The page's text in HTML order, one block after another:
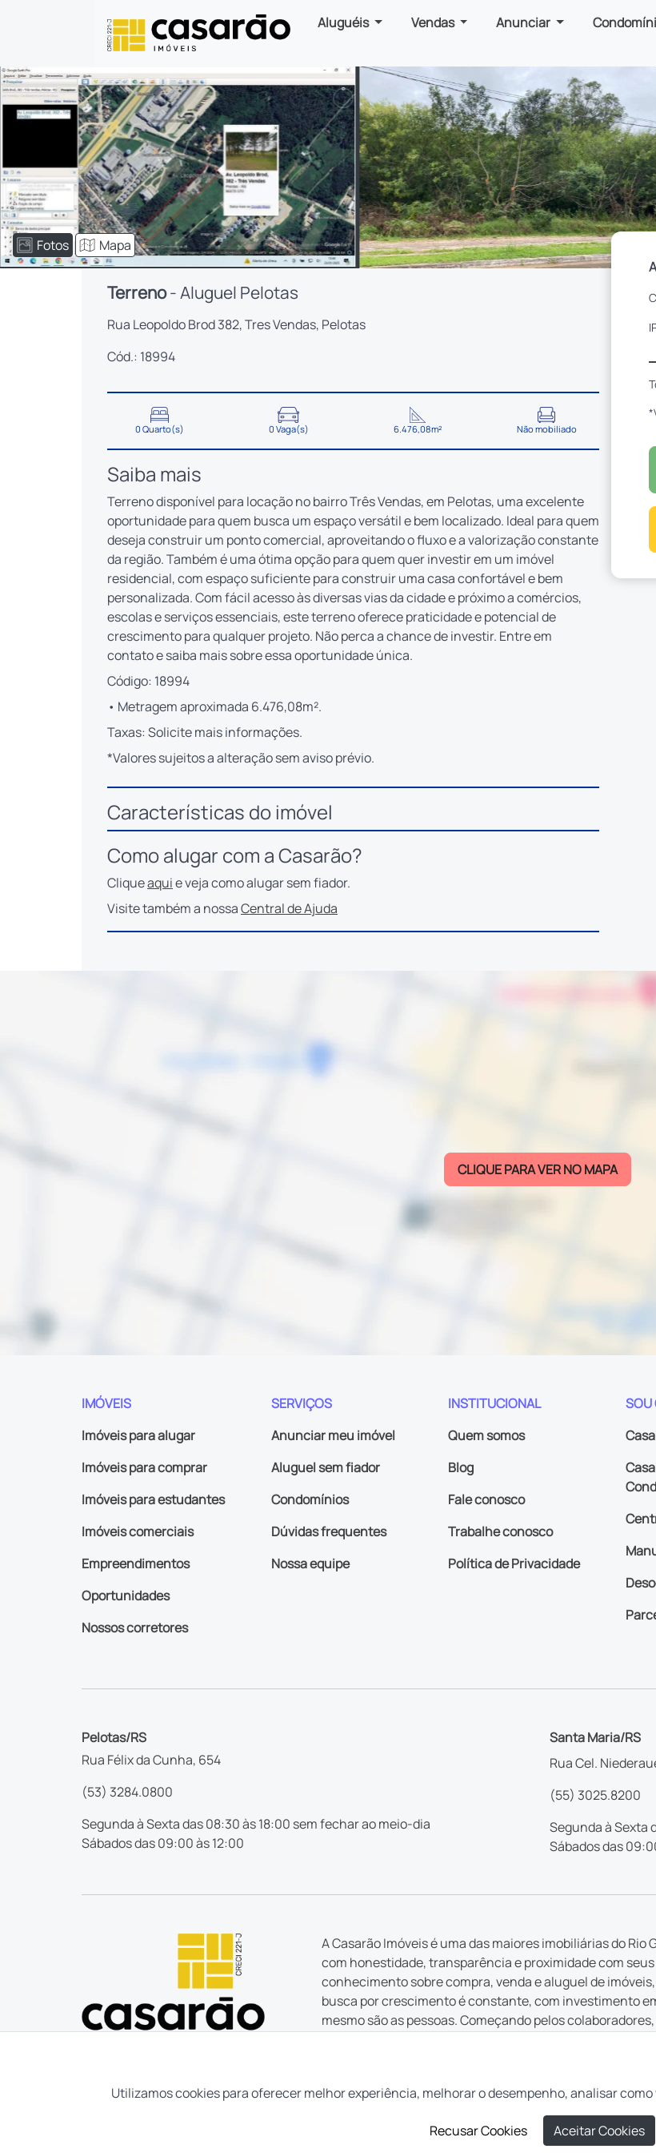
Aluguéis Vendas Anunciar
Fotos Mapa
Terreno- Aluguel Pelotas
Rua Leopoldo Brod 382, Tres Vendas, Pelotas
Cód.: 18994
0 Quarto(s) 0 Vaga(s) 6.476,08m² Não mobiliado
Saiba mais
Terreno disponível para locação no bairro Três Vendas, em Pelotas, uma excelente
oportunidade para quem busca um espaço versátil e bem localizado. Ideal para quem
deseja construir um ponto comercial, aproveitando o fluxo e a valorização constante
da região. Também é uma ótima opção para quem quer investir em um imóvel
residencial, com espaço suficiente para construir uma casa confortável e bem
personalizada. Com fácil acesso às diversas vias da cidade e próximo a comércios,
escolas e serviços essenciais, este terreno oferece praticidade e potencial de
crescimento para qualquer projeto. Não perca a chance de investir. Entre em
contato e saiba mais sobre essa oportunidade única.
Código: 18994
• Metragem aproximada 6.476,08m².
Taxas: Solicite mais informações.
*Valores sujeitos a alteração sem aviso prévio.
Características do imóvel
Como alugar com a Casarão?
Cliqueaquie veja como alugar sem fiador.
Visite também a nossaCentral de Ajuda
CLIQUE PARA VER NO MAPA
IMÓVEIS
Imóveis para alugar
Imóveis para comprar
Imóveis para estudantes
Imóveis comerciais
Empreendimentos
Oportunidades
Nossos corretores
SERVIÇOS
Anunciar meu imóvel
Aluguel sem fiador
Condomínios
Dúvidas frequentes
Nossa equipe
INSTITUCIONAL
Quem somos
Blog
Fale conosco
Trabalhe conosco
Política de Privacidade
SOU
Pelotas/RS
Rua Félix da Cunha, 654
(53) 3284.0800
Segunda à Sexta das 08:30 às 18:00 sem fechar ao meio-dia
Sábados das 09:00 às 12:00
Santa Maria/RS
Rua Cel.
(55) 3025.8200
Segunda à Sexta
Sábados das
A Casarão Imóveis é uma das maiores imobiliárias do
com honestidade, transparência e proximidade com
conhecimento sobre compra, venda e aluguel de
busca por crescimento é constante, com investimento
mesmo são as pessoas. Começando pelos
tem um lugar para você”.
Utilizamos cookies para oferecer melhor experiência, melhorar o desempenho, analisar
Recusar Cookies Aceitar Cookies